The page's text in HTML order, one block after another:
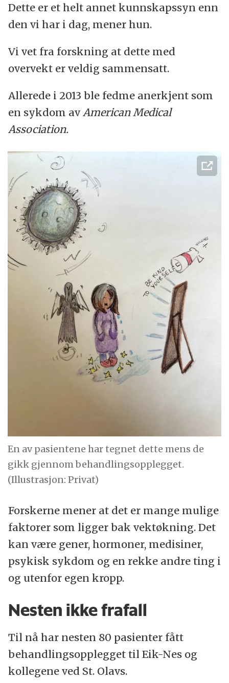
Dette er et helt annet kunnskapssyn enn
den vi har i dag, mener hun.
Vi vet fra forskning at dette med
overvekt er veldig sammensatt.
Allerede i 2013 ble fedme anerkjent som
en sykdom av American Medical
Association.
En av pasientene har tegnet dette mens de
gikk gjennom behandlingsopplegget.
(Illustrasjon: Privat)
Forskerne mener at det er mange mulige
faktorer som ligger bak vektøkning. Det
kan være gener, hormoner, medisiner,
psykisk sykdom og en rekke andre ting i
og utenfor egen kropp.
Nesten ikke frafall
Til nå har nesten 80 pasienter fått
behandlingsopplegget til Eik-Nes og
kollegene ved St. Olavs.